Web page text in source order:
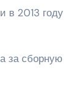
в 2013 году
за сборную